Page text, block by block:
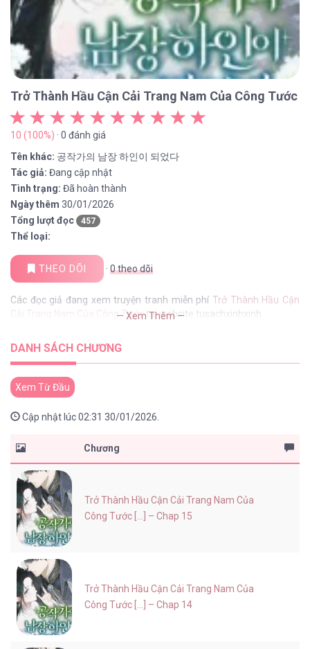
Trở Thành Hầu Cận Cải Trang Nam Của Công Tước
10 (100%) · 0 đánh giá
Tên khác: 공작가의 남장 하인이 되었다
Tác giả: Đang cập nhật
Tình trạng: Đã hoàn thành
Ngày thêm 30/01/2026
Tổng lượt đọc
457
Thể loại:
THEO DÕI · 0theo dõi
Các đọc giả đang xem truyện tranh miễn phí Trở Thành Hầu Cận
Cải Trang Nam Của Công Tướctại website tusachxinhxinh
— Xem Thêm —
DANH SÁCH CHƯƠNG
Xem Từ Đầu
Cập nhật lúc 02:31 30/01/2026.
Chương
Trở Thành Hầu Cận Cải Trang Nam Của
Công Tước [...] – Chap 15
Trở Thành Hầu Cận Cải Trang Nam Của
Công Tước [...] – Chap 14